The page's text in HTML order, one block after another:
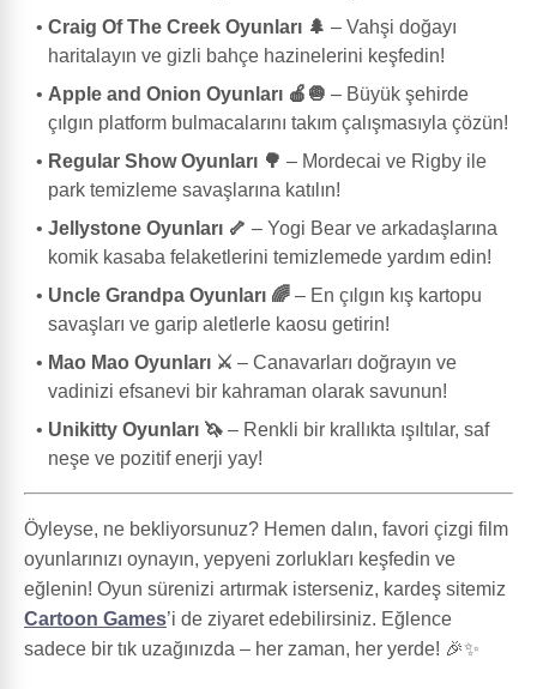
Craig Of The Creek Oyunları 🌲 – Vahşi doğayı
haritalayın ve gizli bahçe hazinelerini keşfedin!
Apple and Onion Oyunları 🍎🧅 – Büyük şehirde
çılgın platform bulmacalarını takım çalışmasıyla çözün!
Regular Show Oyunları 🌳 – Mordecai ve Rigby ile
park temizleme savaşlarına katılın!
Jellystone Oyunları 🦴 – Yogi Bear ve arkadaşlarına
komik kasaba felaketlerini temizlemede yardım edin!
Uncle Grandpa Oyunları 🌈 – En çılgın kış kartopu
savaşları ve garip aletlerle kaosu getirin!
Mao Mao Oyunları ⚔️ – Canavarları doğrayın ve
vadinizi efsanevi bir kahraman olarak savunun!
Unikitty Oyunları 🦄 – Renkli bir krallıkta ışıltılar, saf
neşe ve pozitif enerji yay!
Öyleyse, ne bekliyorsunuz? Hemen dalın, favori çizgi film
oyunlarınızı oynayın, yepyeni zorlukları keşfedin ve
eğlenin! Oyun sürenizi artırmak isterseniz, kardeş sitemiz
Cartoon Games’i de ziyaret edebilirsiniz. Eğlence
sadece bir tık uzağınızda – her zaman, her yerde! 🎉✨